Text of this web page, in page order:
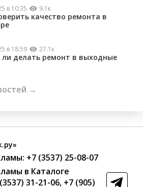
в 10:35 9.1к
качество ремонта в
в 18:59 27.1к
делать ремонт в выходные
→
+7 (3537) 25-08-07
в Каталоге
31-21-06, +7 (905)